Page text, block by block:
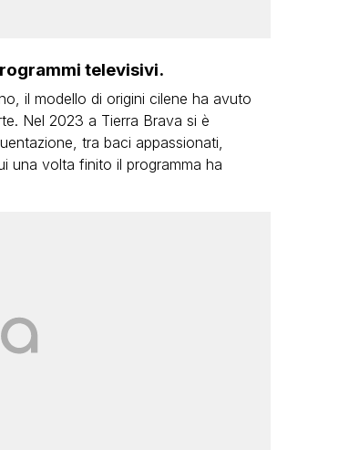
televisivi.
il modello di origini cilene ha avuto
Nel 2023 a Tierra Brava si è
tra baci appassionati,
una volta finito il programma ha